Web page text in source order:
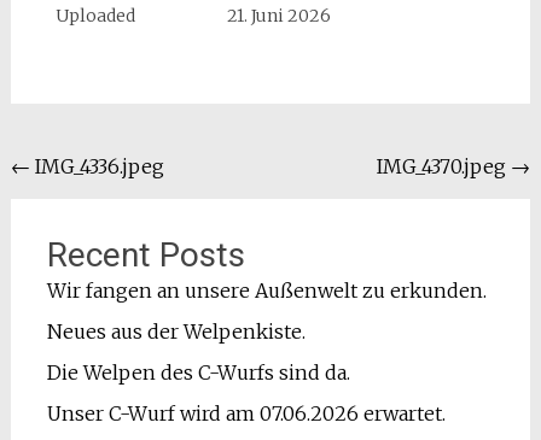
Uploaded 21. Juni 2026
Beitragsnavigation
← IMG_4336.jpeg IMG_4370.jpeg →
Recent Posts
Wir fangen an unsere Außenwelt zu erkunden.
Neues aus der Welpenkiste.
Die Welpen des C-Wurfs sind da.
Unser C-Wurf wird am 07.06.2026 erwartet.